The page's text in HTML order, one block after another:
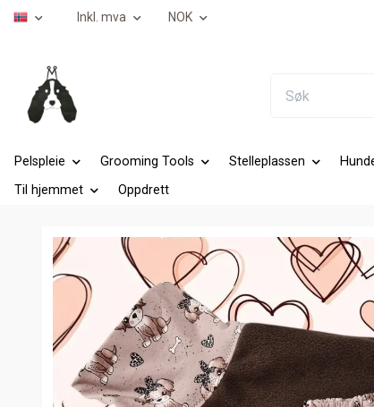
Inkl. mva NOK
Pelspleie Grooming Tools Stelleplassen
Til hjemmet
Oppdrett